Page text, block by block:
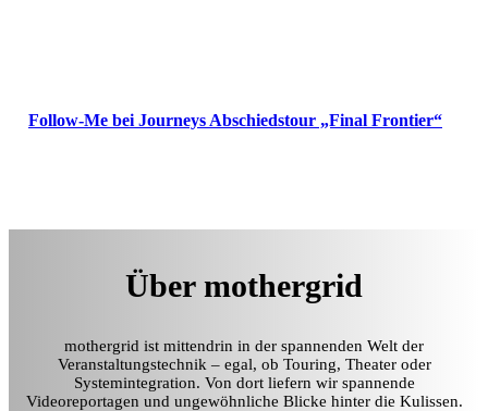
Follow-Me bei Journeys Abschiedstour „Final Frontier“
Über mothergrid
mothergrid ist mittendrin in der spannenden Welt der
Veranstaltungstechnik – egal, ob Touring, Theater oder
Systemintegration. Von dort liefern wir spannende
Videoreportagen und ungewöhnliche Blicke hinter die Kulissen.